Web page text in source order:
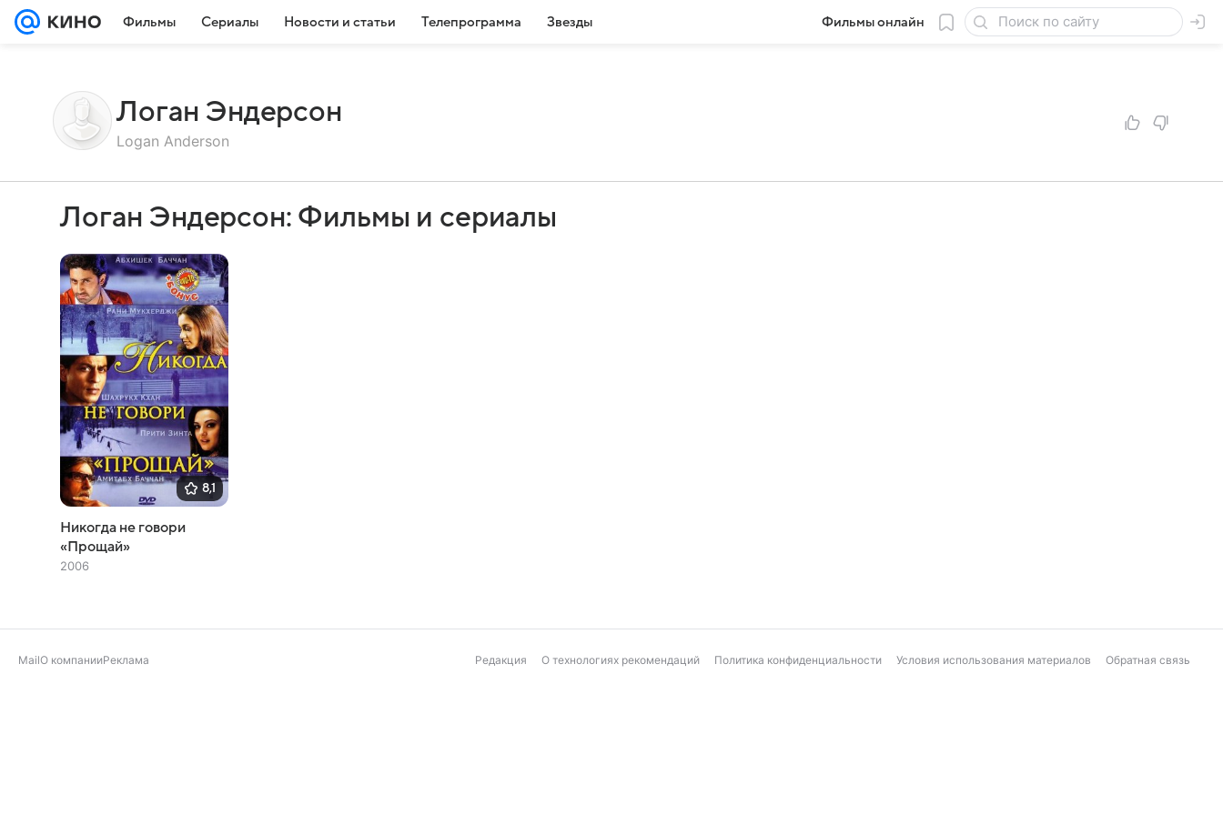
Фильмы Сериалы Новости и статьи Телепрограмма Звезды Фильмы онлайн
Логан Эндерсон
Logan Anderson
Логан Эндерсон: Фильмы и сериалы
8,1
Никогда не говори
«Прощай»
2006
MailО компанииРеклама Редакция О технологиях рекомендаций Политика конфиденциальности Условия использования материалов Обратная связь